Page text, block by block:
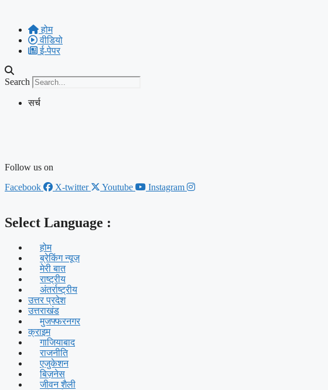
content
होम
वीडियो
ई-पेपर
Search
सर्च
Follow us on
Facebook
X-twitter Youtube Instagram
Select Language :
होम
ब्रेकिंग न्यूज़
मेरी बात
राष्ट्रीय
अंतर्राष्ट्रीय
उत्तर प्रदेश
उत्तराखंड
मुजफ्फरनगर
क्राइम
गाजियाबाद
राजनीति
एजुकेशन
बिज़नेस
जीवन शैली